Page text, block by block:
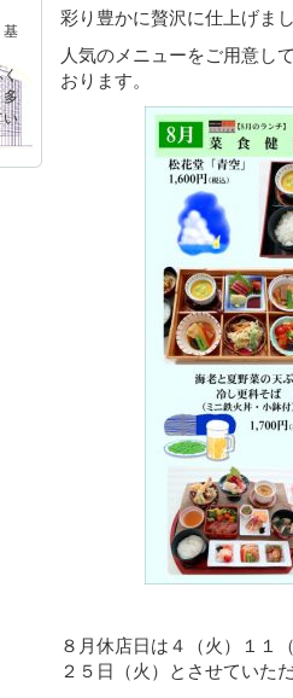
基
多
い
彩り豊かに贅沢に仕上げま
人気のメニューをご用意し
おります。
８月休店日は４（火）１１
２５日（火）とさせていた